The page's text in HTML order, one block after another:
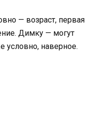
— возраст, первая
Димку — могут
условно, наверное.